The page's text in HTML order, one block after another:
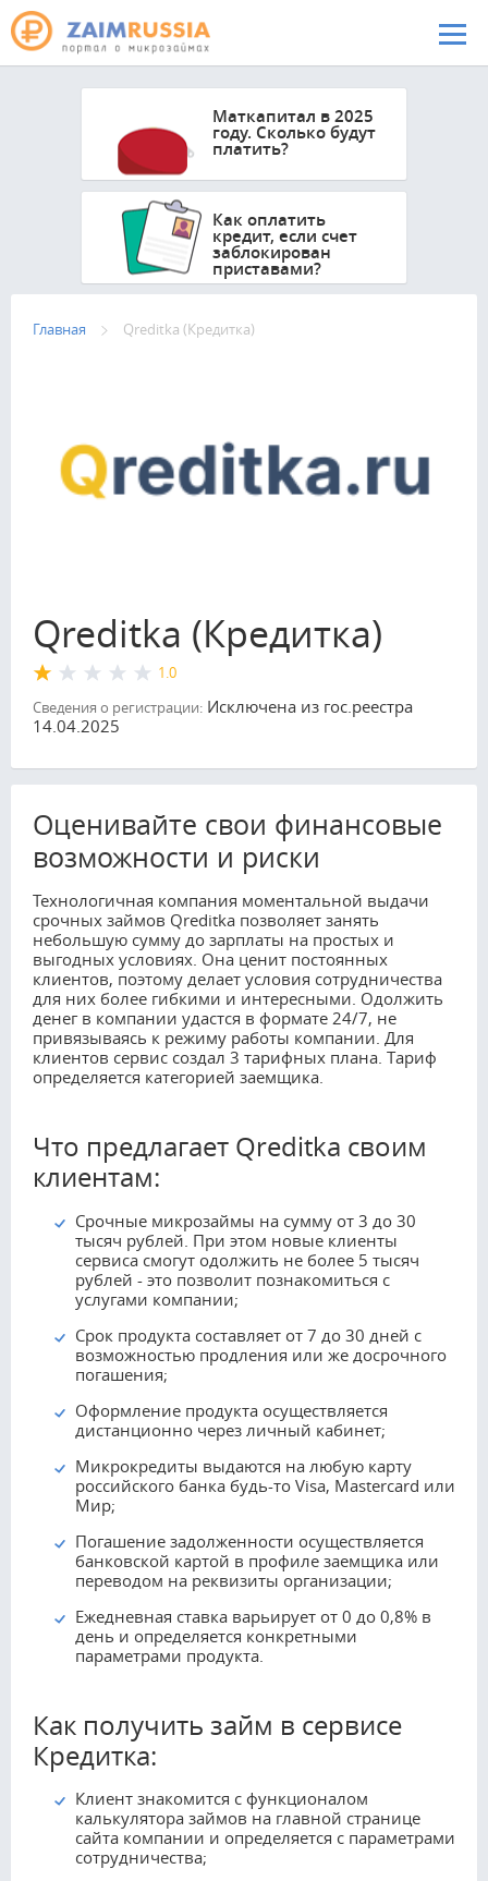
Перейти к основному содержанию
Маткапитал в 2025
году. Сколько будут
платить?
Как оплатить
кредит, если счет
заблокирован
приставами?
Главная Qreditka (Кредитка)
Qreditka (Кредитка)
1.0
Сведения о регистрации: Исключена из гос.реестра
14.04.2025
Оценивайте свои финансовые
возможности и риски
Технологичная компания моментальной выдачи
срочных займов Qreditka позволяет занять
небольшую сумму до зарплаты на простых и
выгодных условиях. Она ценит постоянных
клиентов, поэтому делает условия сотрудничества
для них более гибкими и интересными. Одолжить
денег в компании удастся в формате 24/7, не
привязываясь к режиму работы компании. Для
клиентов сервис создал 3 тарифных плана. Тариф
определяется категорией заемщика.
Что предлагает Qreditka своим
клиентам:
Срочные микрозаймы на сумму от 3 до 30
тысяч рублей. При этом новые клиенты
сервиса смогут одолжить не более 5 тысяч
рублей - это позволит познакомиться с
услугами компании;
Срок продукта составляет от 7 до 30 дней с
возможностью продления или же досрочного
погашения;
Оформление продукта осуществляется
дистанционно через личный кабинет;
Микрокредиты выдаются на любую карту
российского банка будь-то Visa, Mastercard или
Мир;
Погашение задолженности осуществляется
банковской картой в профиле заемщика или
переводом на реквизиты организации;
Ежедневная ставка варьирует от 0 до 0,8% в
день и определяется конкретными
параметрами продукта.
Как получить займ в сервисе
Кредитка:
Клиент знакомится с функционалом
калькулятора займов на главной странице
сайта компании и определяется с параметрами
сотрудничества;